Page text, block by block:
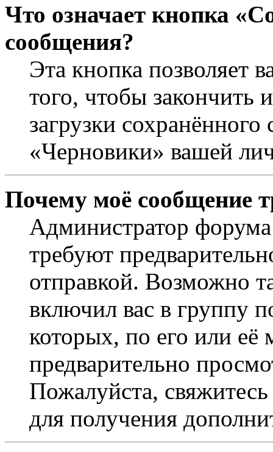
Что означает кнопка
сообщения?
Эта кнопка позволяет
того, чтобы закончить
загрузки
«Черновики» вашей
Почему моё сообщение
Администратор
требуют
отправкой. Возможно
включил вас в группу
которых, по его или
предварительно
Пожалуйста,
для получения